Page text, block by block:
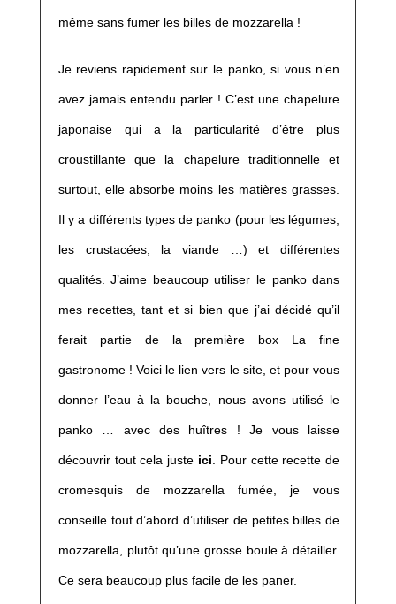
même sans fumer les billes de mozzarella !
Je reviens rapidement sur le panko, si vous n’en
avez jamais entendu parler ! C’est une chapelure
japonaise qui a la particularité d’être plus
croustillante que la chapelure traditionnelle et
surtout, elle absorbe moins les matières grasses.
Il y a différents types de panko (pour les légumes,
les crustacées, la viande …) et différentes
qualités. J’aime beaucoup utiliser le panko dans
mes recettes, tant et si bien que j’ai décidé qu’il
ferait partie de la première box La fine
gastronome ! Voici le lien vers le site, et pour vous
donner l’eau à la bouche, nous avons utilisé le
panko … avec des huîtres ! Je vous laisse
découvrir tout cela juste ici . Pour cette recette de
cromesquis de mozzarella fumée, je vous
conseille tout d’abord d’utiliser de petites billes de
mozzarella, plutôt qu’une grosse boule à détailler.
Ce sera beaucoup plus facile de les paner.